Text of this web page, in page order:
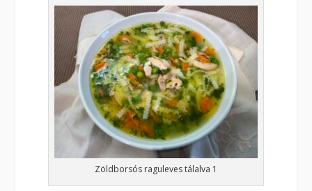
Zöldborsós raguleves tálalva 1